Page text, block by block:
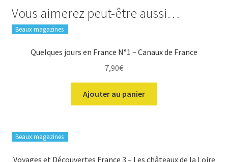
Vous aimerez peut-être aussi…
Beaux magazines
Quelques jours en France N°1 – Canaux de France
7,90€
Ajouter au panier
Beaux magazines
Voyages et Découvertes France 3 – Les châteaux de la Loire